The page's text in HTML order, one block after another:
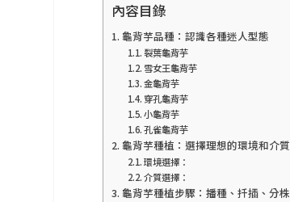
內容目錄
龜背芋品種：認識各種迷人型態
裂葉龜背芋
雪女王龜背芋
金龜背芋
穿孔龜背芋
小龜背芋
孔雀龜背芋
龜背芋種植：選擇理想的環境和介質
環境選擇：
介質選擇：
龜背芋種植步驟：播種、扦插、分株